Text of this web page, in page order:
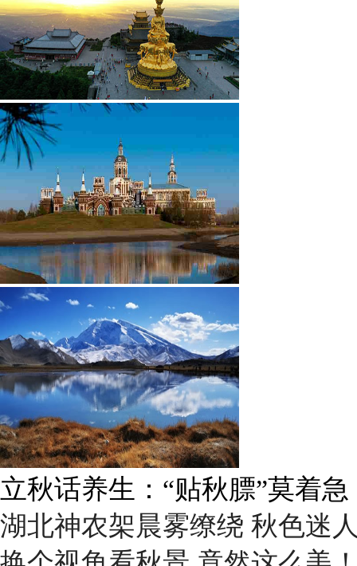
立秋话养生：“贴秋膘”莫着
湖北神农架晨雾缭绕 秋色迷